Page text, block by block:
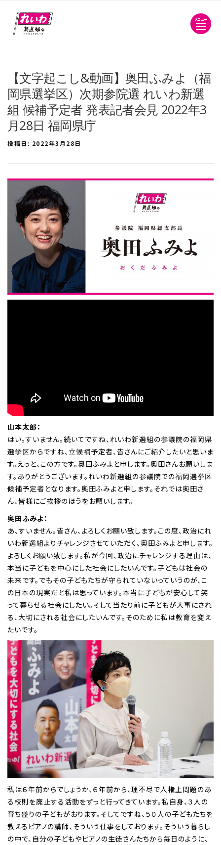
メニュー
【文字起こし&動画】奥田ふみよ（福
岡県選挙区）次期参院選 れいわ新選
組 候補予定者 発表記者会見 2022年3
月28日 福岡県庁
投稿日: 2022年3月28日
山本太郎：
はい。すいません。続いてですね、れいわ新選組の参議院の福岡県
選挙区からですね、立候補予定者、皆さんにご紹介したいと思いま
す。えっと、この方です。奥田ふみよと申します。奥田さんお願いしま
す。ありがとうございます。れいわ新選組の参議院での福岡選挙区
候補予定者となります。奥田ふみよと申します。それでは奥田さ
ん、皆様にご挨拶のほうをお願いします。
奥田ふみよ：
あ、すいません。皆さん、よろしくお願い致します。この度、政治にれ
いわ新選組よりチャレンジさせていただく、奥田ふみよと申します。
よろしくお願い致します。私が今回、政治にチャレンジする理由は、
本当に子どもを中心にした社会にしたいんです。子どもは社会の
未来です。でもその子どもたちが守られていないっていうのが、こ
の日本の現実だと私は思っています。本当に子どもが安心して笑
って暮らせる社会にしたい。そして当たり前に子どもが大事にされ
る、大切にされる社会にしたいんです。そのために私は教育を変え
たいです。
私は６年前からでしょうか、６年前から、理不尽で人権上問題のあ
る校則を廃止する活動をずっと行ってきています。私自身、３人の
育ち盛りの子どもがおります。そしてですね、５０人の子どもたちを
教えるピアノの講師、そういう仕事をしております。そういう暮らし
の中で、自分の子どもやピアノの生徒さんたちから毎日のように、